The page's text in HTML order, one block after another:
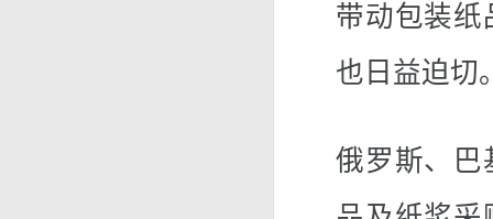
带动包装纸
也日益迫切
俄罗斯、巴